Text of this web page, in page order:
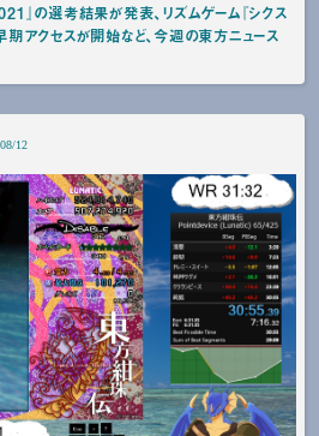
の選考結果が発表、リズムゲーム『シクス
期アクセスが開始など、今週の東方ニュース
12